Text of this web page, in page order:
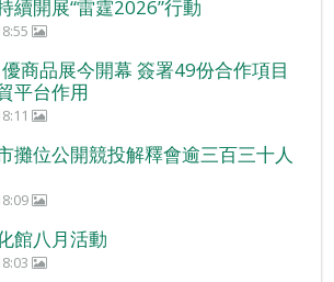
續開展“雷霆2026”行動
商品展今開幕 簽署49份合作項目
平台作用
攤位公開競投解釋會逾三百三十人
館八月活動